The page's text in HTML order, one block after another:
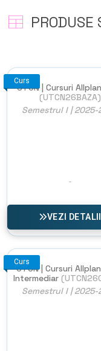
PRODUSE
Curs
UTCN | Cursuri
(UTCN26BAZA)
Semestrul I | 2025-
VEZI DETALII
Curs
UTCN | Cursuri
Intermediar
Semestrul I | 2025-